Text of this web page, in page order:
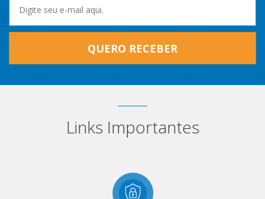
QUERO RECEBER
Links Importantes